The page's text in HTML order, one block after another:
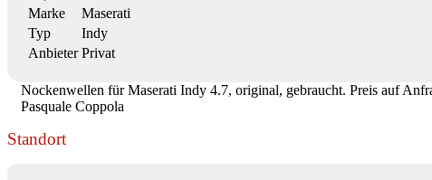
Marke
Maserati
Typ
Indy
Anbieter Privat
Nockenwellen für Maserati Indy 4.7, original, gebraucht. Preis auf
Pasquale Coppola
Standort